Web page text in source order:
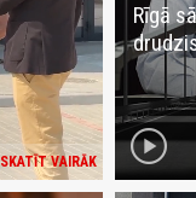
SKATĪT VAIRĀK
Rīgā
play_circle